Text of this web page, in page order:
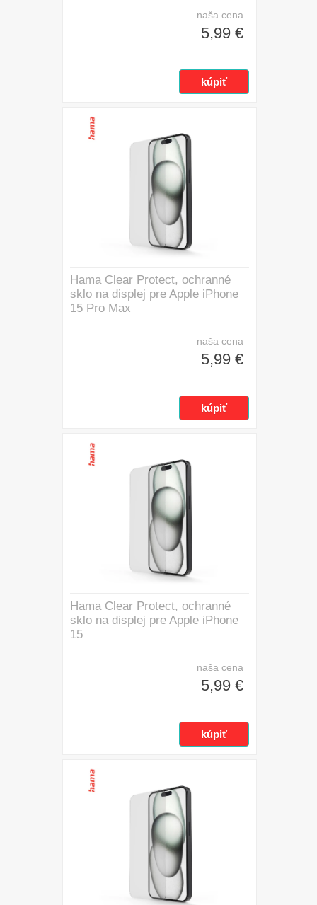
naša cena
5,99 €
Hama Clear Protect, ochranné
sklo na displej pre Apple iPhone
15 Pro Max
naša cena
5,99 €
Hama Clear Protect, ochranné
sklo na displej pre Apple iPhone
15
naša cena
5,99 €